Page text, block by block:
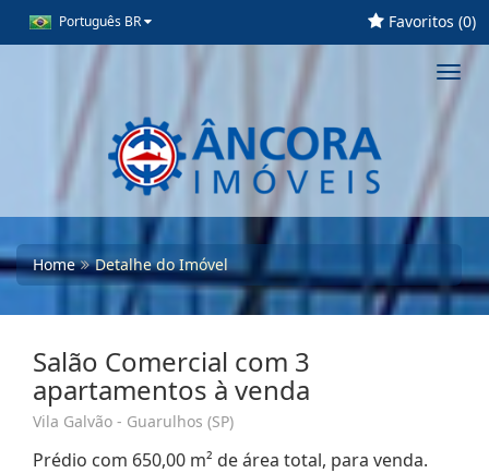
Português BR Favoritos (0)
Home Detalhe do Imóvel
Salão Comercial com 3
apartamentos à venda
Vila Galvão - Guarulhos (SP)
Prédio com 650,00 m² de área total, para venda.